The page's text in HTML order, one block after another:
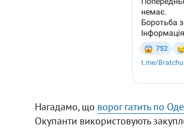
Нагадамо, що ворог гатить по
Окупанти використовують